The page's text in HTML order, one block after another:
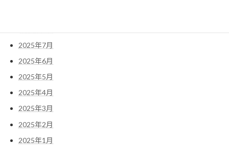
2025年7月
2025年6月
2025年5月
2025年4月
2025年3月
2025年2月
2025年1月